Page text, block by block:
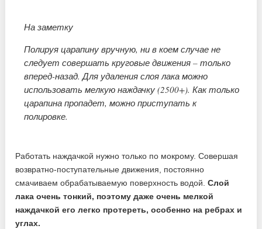
На заметку
Полируя царапину вручную, ни в коем случае не
следует совершать круговые движения – только
вперед-назад. Для удаления слоя лака можно
использовать мелкую наждачку (2500+). Как только
царапина пропадет, можно приступать к
полировке.
Работать наждачкой нужно только по мокрому. Совершая
возвратно-поступательные движения, постоянно
смачиваем обрабатываемую поверхность водой.Слой
лака очень тонкий, поэтому даже очень мелкой
наждачкой его легко протереть, особенно на ребрах и
углах.